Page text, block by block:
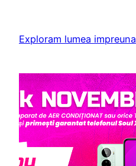
content
Exploram lumea impreuna